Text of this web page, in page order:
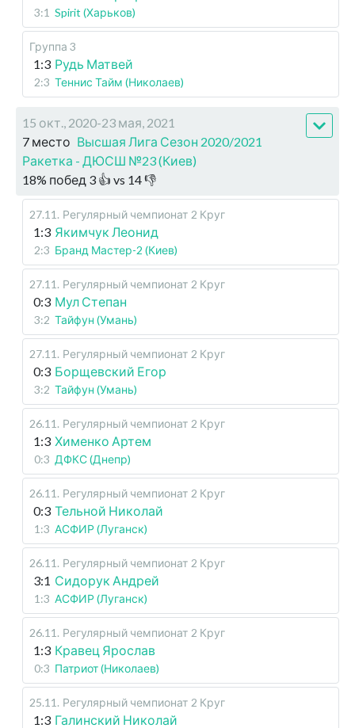
3:1 Spirit (Харьков)
Группа 3
1:3 Рудь Матвей
2:3 Теннис Тайм (Николаев)
15 окт., 2020-23 мая, 2021
7 место Высшая Лига Сезон 2020/2021
Ракетка - ДЮСШ №23 (Киев)
18% побед 3 👍 vs 14👎
27.11 . Регулярный чемпионат 2 Круг
1:3 Якимчук Леонид
2:3 Бранд Мастер-2 (Киев)
27.11 . Регулярный чемпионат 2 Круг
0:3 Мул Степан
3:2 Тайфун (Умань)
27.11 . Регулярный чемпионат 2 Круг
0:3 Борщевский Егор
3:2 Тайфун (Умань)
26.11 . Регулярный чемпионат 2 Круг
1:3 Хименко Артем
0:3 ДФКС (Днепр)
26.11 . Регулярный чемпионат 2 Круг
0:3 Тельной Николай
1:3 АСФИР (Луганск)
26.11 . Регулярный чемпионат 2 Круг
3:1 Сидорук Андрей
1:3 АСФИР (Луганск)
26.11 . Регулярный чемпионат 2 Круг
1:3 Кравец Ярослав
0:3 Патриот (Николаев)
25.11 . Регулярный чемпионат 2 Круг
1:3 Галинский Николай